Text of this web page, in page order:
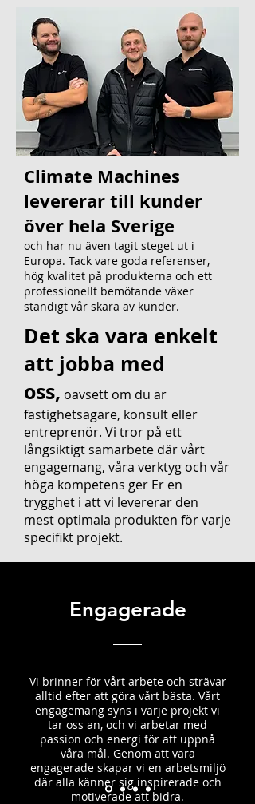
Climate Machines
levererar till kunder
över hela Sverige
och har nu även tagit steget ut i
Europa. Tack vare goda referenser,
hög kvalitet på produkterna och ett
professionellt bemötande växer
ständigt vår skara av kunder.
Det ska vara enkelt
att jobba med
oss, oavsett om du är
fastighetsägare, konsult eller
entreprenör. Vi tror på ett
långsiktigt samarbete där vårt
engagemang, våra verktyg och vår
höga kompetens ger Er en
trygghet i att vi levererar den
mest optimala produkten för varje
specifikt projekt.
Engagerade
Vi brinner för vårt arbete och strävar
alltid efter att göra vårt bästa. Vårt
engagemang syns i varje projekt vi
tar oss an, och vi arbetar med
passion och energi för att uppnå
våra mål. Genom att vara
engagerade skapar vi en arbetsmiljö
där alla känner sig inspirerade och
motiverade att bidra.